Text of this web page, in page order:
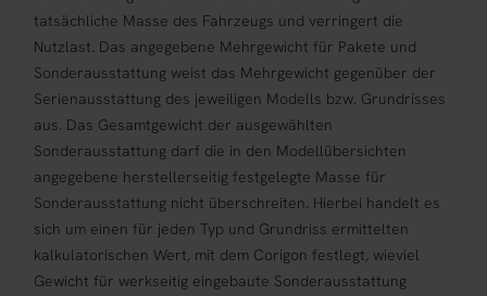
tatsächliche Masse des Fahrzeugs und verringert die
Nutzlast. Das angegebene Mehrgewicht für Pakete und
Sonderausstattung weist das Mehrgewicht gegenüber der
Serienausstattung des jeweiligen Modells bzw. Grundrisses
aus. Das Gesamtgewicht der ausgewählten
Sonderausstattung darf die in den Modellübersichten
angegebene herstellerseitig festgelegte Masse für
Sonderausstattung nicht überschreiten. Hierbei handelt es
sich um einen für jeden Typ und Grundriss ermittelten
kalkulatorischen Wert, mit dem Corigon festlegt, wieviel
Gewicht für werkseitig eingebaute Sonderausstattung